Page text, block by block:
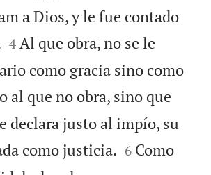
a Dios, y le fue contado


4 Al que obra, no se le
como gracia sino como
al que no obra, sino que
declara justo al impío, su
como justicia. 

6 Como